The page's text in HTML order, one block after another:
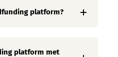
platform?
platform met